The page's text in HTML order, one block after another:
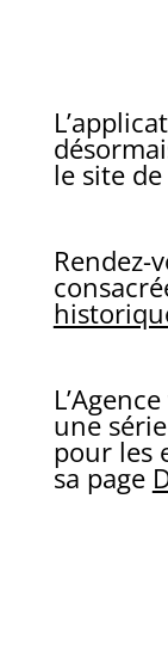
le site de
Rendez-
une
pour les
sa page